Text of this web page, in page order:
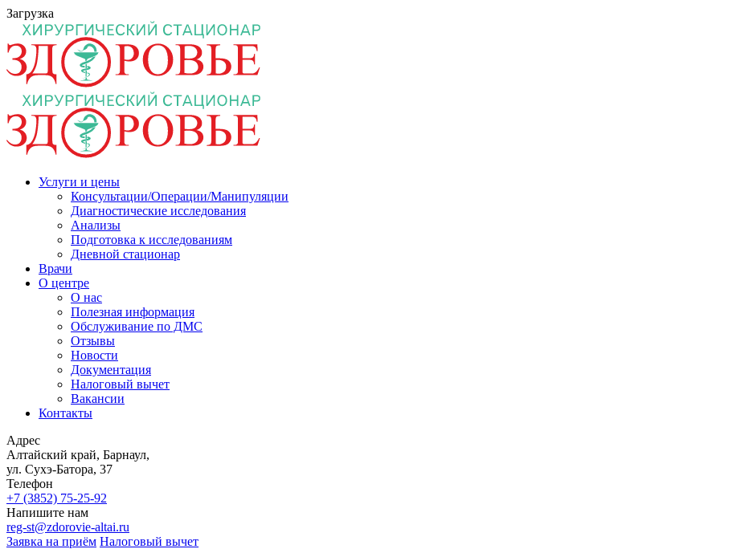
Загрузка
Услуги и цены
Консультации/Операции/Манипуляции
Диагностические исследования
Анализы
Подготовка к исследованиям
Дневной стационар
Врачи
О центре
О нас
Полезная информация
Обслуживание по ДМС
Отзывы
Новости
Документация
Налоговый вычет
Вакансии
Контакты
Адрес
Алтайский край, Барнаул,
ул. Сухэ-Батора, 37
Телефон
+7 (3852) 75-25-92
Напишите нам
reg-st@zdorovie-altai.ru
Заявка на приём Налоговый вычет